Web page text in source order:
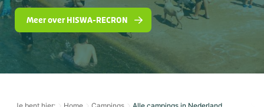
Meer over HISWA-RECRON